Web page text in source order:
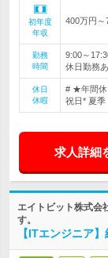
初年度
年収
400万円～
勤務
時間
9:00～
休日勤務
休日
休暇
# ★年間休
祝日* 夏季
求人詳細
エイトビット株式会
す。
【ITエンジニア